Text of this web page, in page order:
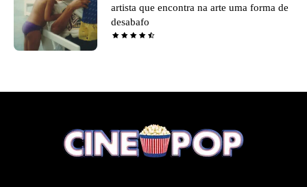
artista que encontra na arte uma forma de
desabafo